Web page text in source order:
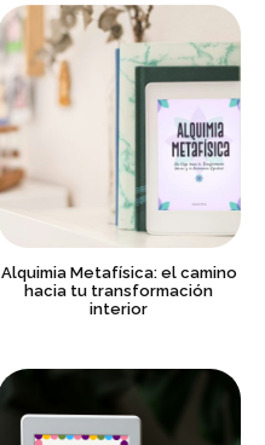
Alquimia Metafísica: el camino
hacia tu transformación
interior